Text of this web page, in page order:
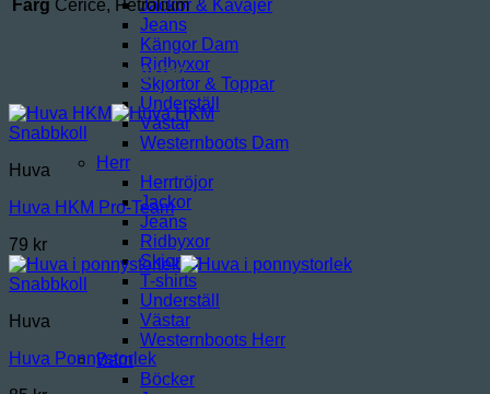
Jackor & Kavajer
Jeans
Kängor Dam
Ridbyxor
Skjortor & Toppar
Underställ
Västar
Westernboots Dam
Herr
Herrtröjor
Jackor
Jeans
Ridbyxor
Skjortor
T-shirts
Underställ
Västar
Westernboots Herr
Barn
Böcker
Färg Cerice, Petrolium
Relaterade produkter
Snabbkoll
Huva
Huva HKM Pro-Team
79 kr
Snabbkoll
Huva
Huva Ponnystorlek